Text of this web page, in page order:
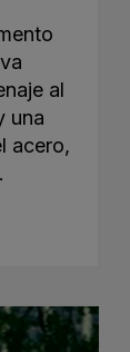
al
una
acero,